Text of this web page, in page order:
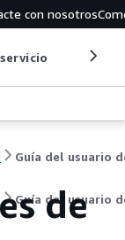
con nosotros
Guía del usuario
Guía del usuario
de